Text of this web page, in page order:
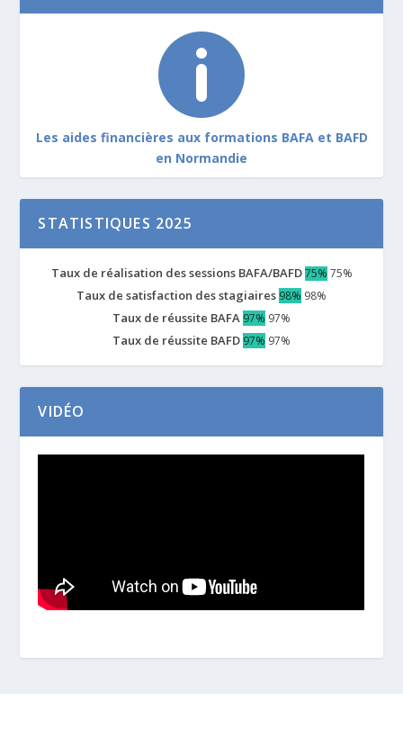

Les aides financières aux formations BAFA et BAFD
en Normandie
STATISTIQUES 2025
Taux de réalisation des sessions BAFA/BAFD 75% 75%
Taux de satisfaction des stagiaires 98% 98%
Taux de réussite BAFA 97% 97%
Taux de réussite BAFD 97% 97%
VIDÉO